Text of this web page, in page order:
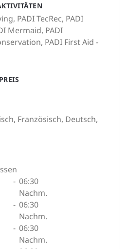
PADI TecRec, PADI
Mermaid, PADI
PADI First Aid -
Französisch, Deutsch,
- 06:30
Nachm.
- 06:30
Nachm.
- 06:30
Nachm.